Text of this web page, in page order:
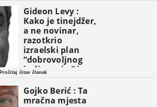
Gideon Levy :
Kako je tinejdžer,
a ne novinar,
razotkrio
izraelski plan
“dobrovoljnog
iseljavanja ” iz
Gaze
Pročitaj čitav članak
Gojko Berić : Ta
mračna mjesta